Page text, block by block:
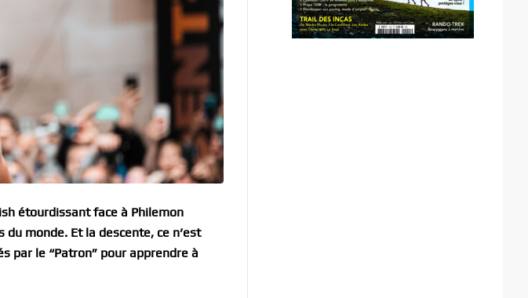
étourdissant face à Philemon
monde. Et la descente, ce n’est
par le “Patron” pour apprendre à